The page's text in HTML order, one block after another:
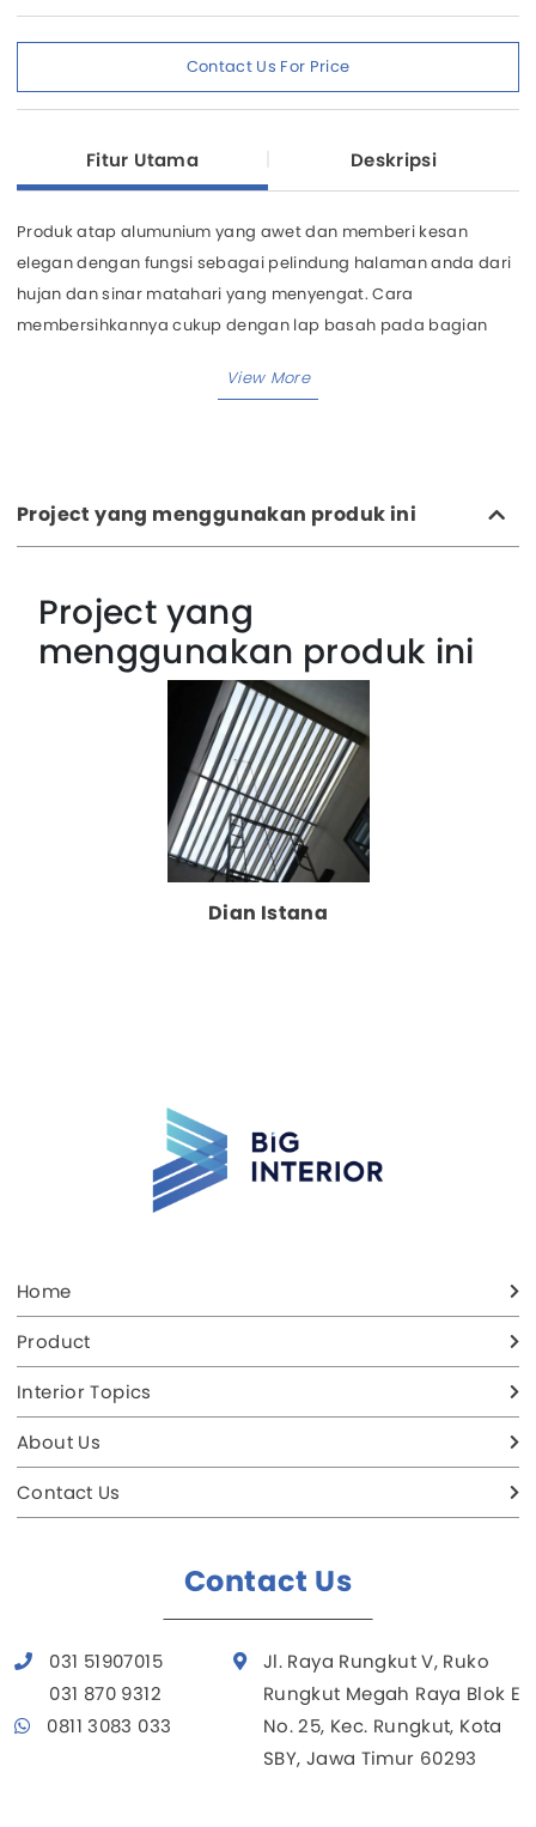
Contact Us For Price
Fitur Utama Deskripsi
Produk atap alumunium yang awet dan memberi kesan
elegan dengan fungsi sebagai pelindung halaman anda dari
hujan dan sinar matahari yang menyengat. Cara
membersihkannya cukup dengan lap basah pada bagian
Project yang menggunakan produk ini
Project yang
menggunakan produk ini
Dian Istana
Home
Product
Interior Topics
About Us
Contact Us
Contact Us
031 51907015
031 870 9312
0811 3083 033
Jl. Raya Rungkut V, Ruko
Rungkut Megah Raya Blok E
No. 25, Kec. Rungkut, Kota
SBY, Jawa Timur 60293